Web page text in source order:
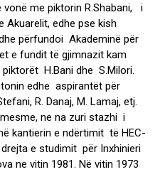
me piktorin R.Shabani, i
Akuarelit, edhe pse kish
përfundoi Akademinë për
e fundit të gjimnazit kam
H.Bani dhe S.Milori.
edhe aspirantët për
R. Danaj, M. Lamaj, etj.
ne na zuri stazhi i
kantierin e ndërtimit të HEC-
e studimit për Inxhinieri
ne vitin 1981. Në vitin 1973